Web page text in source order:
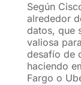
Según
alrededor
datos, que
valiosa
desafío de
haciendo
Fargo o